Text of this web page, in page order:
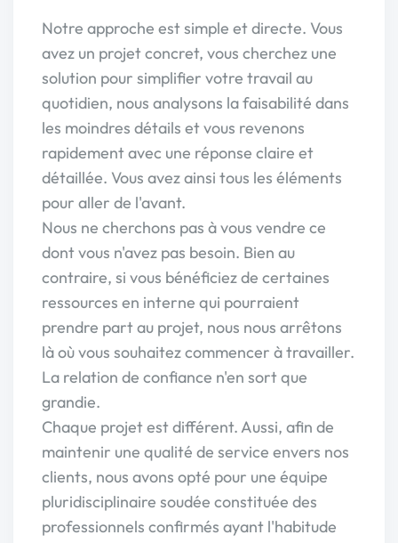
Notre approche est simple et directe. Vous
avez un projet concret, vous cherchez une
solution pour simplifier votre travail au
quotidien, nous analysons la faisabilité dans
les moindres détails et vous revenons
rapidement avec une réponse claire et
détaillée. Vous avez ainsi tous les éléments
pour aller de l'avant.
Nous ne cherchons pas à vous vendre ce
dont vous n'avez pas besoin. Bien au
contraire, si vous bénéficiez de certaines
ressources en interne qui pourraient
prendre part au projet, nous nous arrêtons
là où vous souhaitez commencer à travailler.
La relation de confiance n'en sort que
grandie.
Chaque projet est différent. Aussi, afin de
maintenir une qualité de service envers nos
clients, nous avons opté pour une équipe
pluridisciplinaire soudée constituée des
professionnels confirmés ayant l'habitude